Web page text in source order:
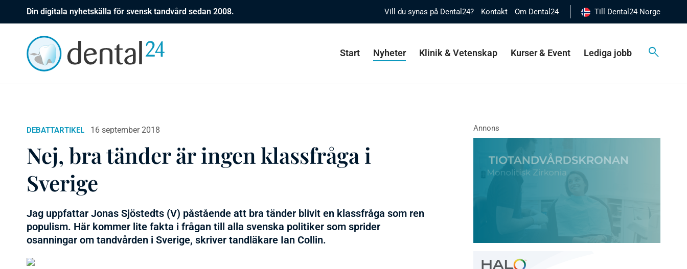
Din digitala nyhetskälla för svensk tandvård sedan 2008. Vill du synas på Dental24? Kontakt Om Dental24 Till Dental24 Norge
Start Nyheter Klinik & Vetenskap Kurser & Event Lediga jobb
DEBATTARTIKEL 16 september 2018
Nej, bra tänder är ingen klassfråga i
Sverige
Jag uppfattar Jonas Sjöstedts (V) påstående att bra tänder blivit en klassfråga som ren
populism. Här kommer lite fakta i frågan till alla svenska politiker som sprider
osanningar om tandvården i Sverige, skriver tandläkare Ian Collin.